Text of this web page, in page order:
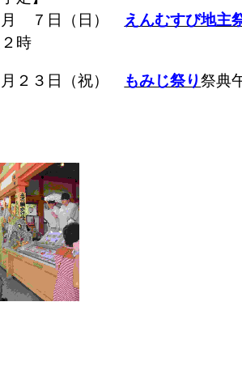
日（日）
えんむすび地主
時
３日（祝） もみじ祭り祭典